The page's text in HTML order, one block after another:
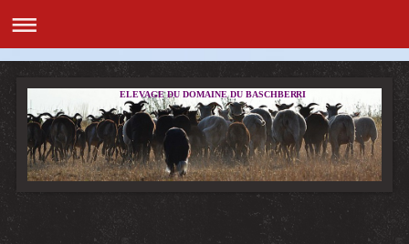
ELEVAGE DU DOMAINE DU BASCHBERRI